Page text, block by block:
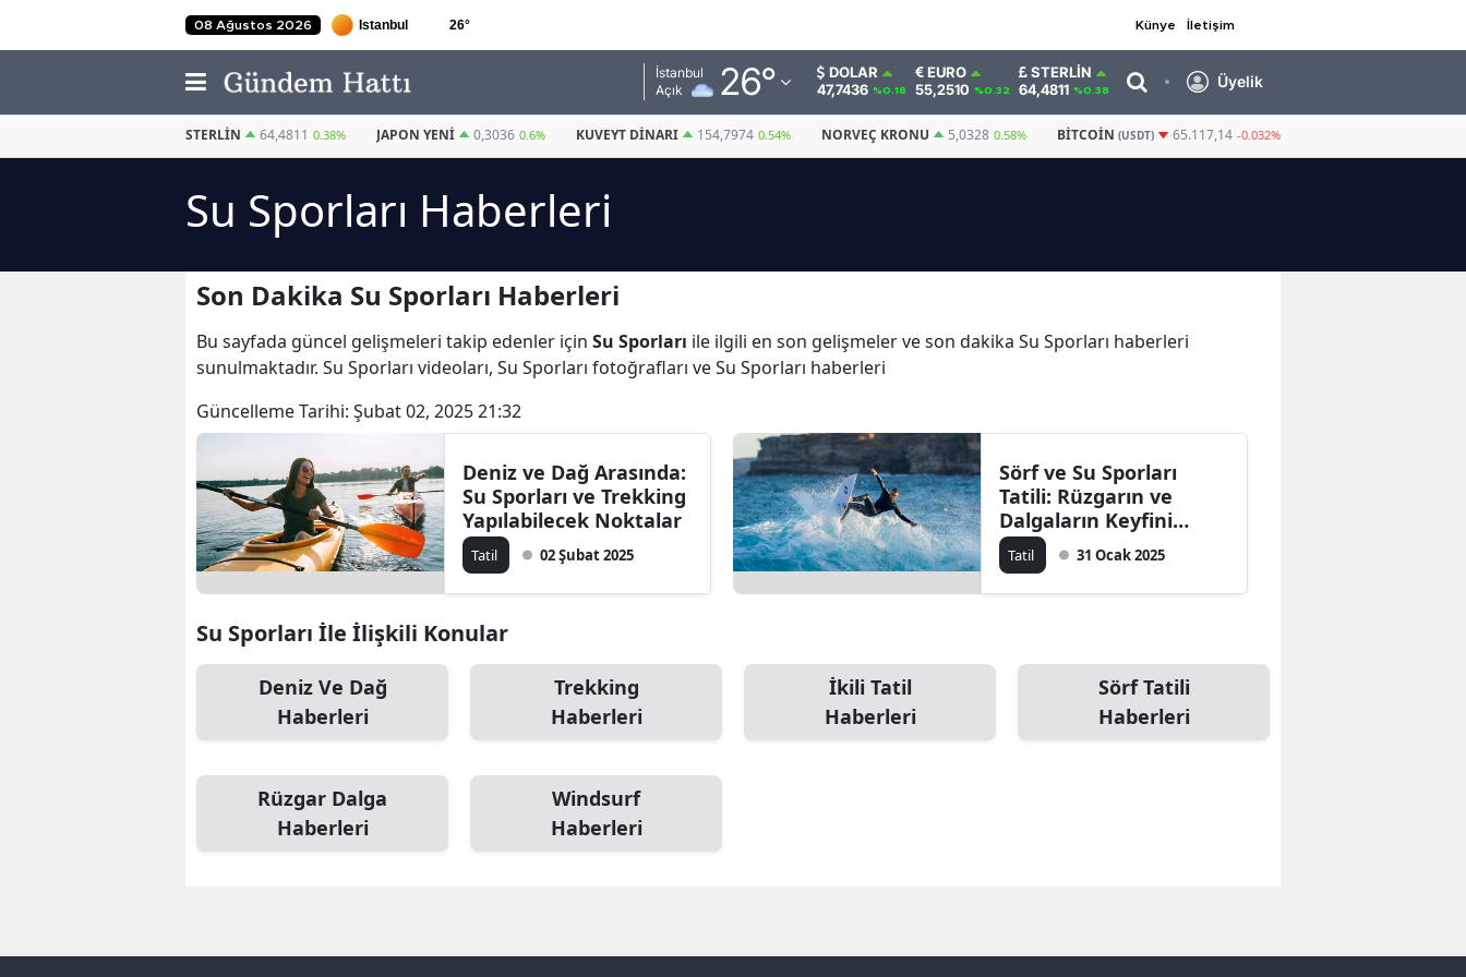
08 Ağustos 2026 26° Künye İletişim
İstanbul
Açık
26°
Adana
Adıyaman
Afyonkarahisar
Antalya
Artvin
Balıkesir
Bilecik
Bitlis
Çanakkale
Diyarbakır
DOLAR
47,7436 %0.18
EURO
55,2510 %0.32
STERLIN
64,4811 %0.38 Üyelik
STERLIN 64,4811 0.38% JAPON YENI 0,3036 0.6% KUVEYT DINARI 154,7974 0.54% NORVEÇ KRONU 5,0328 0.58% BITCOIN (USDT) 65.117,14 -0.032%
Su Sporları Haberleri
Son Dakika Su Sporları Haberleri
Bu sayfada güncel gelişmeleri takip edenler için Su Sporları ile ilgili en son gelişmeler ve son dakika Su Sporları haberleri
sunulmaktadır. Su Sporları videoları, Su Sporları fotoğrafları ve Su Sporları haberleri
Güncelleme Tarihi: Şubat 02, 2025 21:32
Deniz ve Dağ Arasında:
Su Sporları ve Trekking
Yapılabilecek Noktalar
Tatil 02 Şubat 2025
Sörf ve Su Sporları
Tatili: Rüzgarın ve
Dalgaların Keyfini
Çıkarın
Tatil 31 Ocak 2025
Su Sporları İle İlişkili Konular
Deniz Ve Dağ
Haberleri
Trekking
Haberleri
İkili Tatil
Haberleri
Sörf Tatili
Haberleri
Rüzgar Dalga
Haberleri
Windsurf
Haberleri